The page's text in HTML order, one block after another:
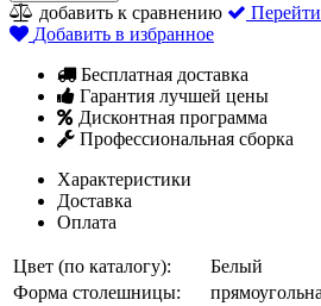
добавить к сравнению
Добавить в избранное
Бесплатная доставка
Гарантия лучшей цены
Дисконтная программа
Профессиональная сборка
Характеристики
Доставка
Оплата
Цвет (по каталогу):
Белый
Форма столешницы: